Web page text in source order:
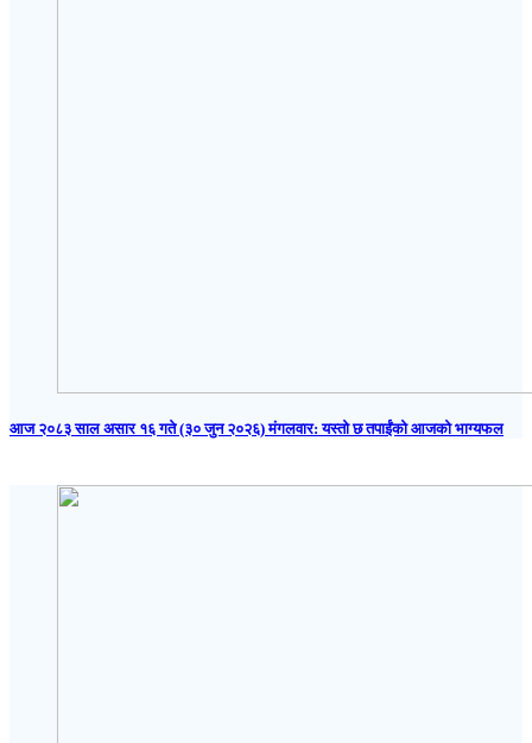
आज २०८३ साल असार १६ गते (३० जुन २०२६) मंगलवार: यस्तो छ तपाईंको आजको भाग्यफल